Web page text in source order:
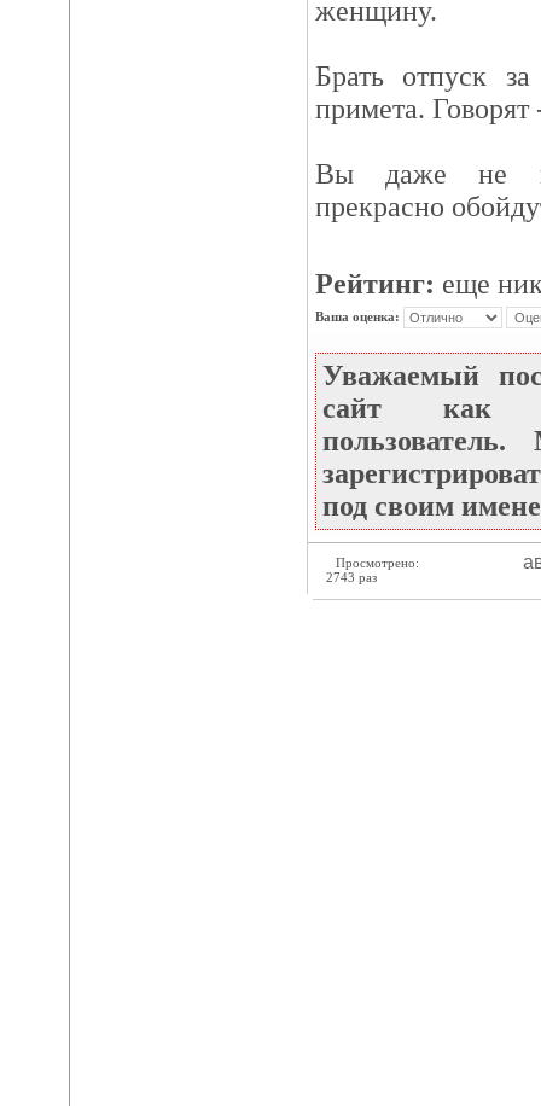
женщину.
Брать отпуск
примета. Говорят
Вы даже не
прекрасно
Рейтинг: еще
Ваша оценка:
Уважаемый
сайт как
под своим
Просмотрено:
2743 раз